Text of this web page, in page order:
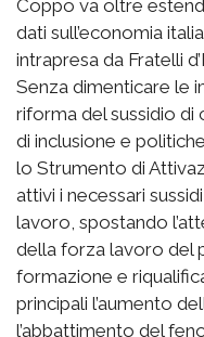
Coppo va oltre
dati sull’economia
intrapresa da Fratelli
Senza dimenticare le
riforma del sussidio di
di inclusione e
lo Strumento di
attivi i necessari
lavoro, spostando
della forza lavoro del
formazione e
principali l’aumento
l’abbattimento del